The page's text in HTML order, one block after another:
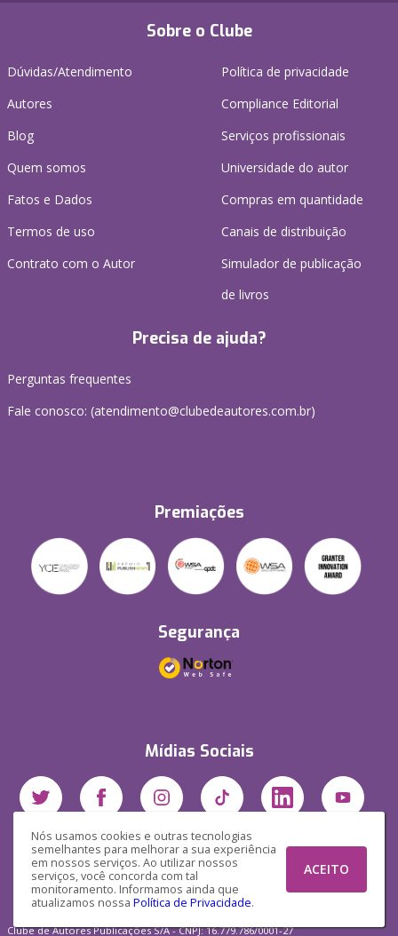
Nós usamos cookies e outras tecnologias
semelhantes para melhorar a sua experiência
em nossos serviços. Ao utilizar nossos
serviços, você concorda com tal
monitoramento. Informamos ainda que
atualizamos nossa Política de Privacidade.
ACEITO
Sobre o Clube
Dúvidas/Atendimento
Autores
Blog
Quem somos
Fatos e Dados
Termos de uso
Contrato com o Autor
Política de privacidade
Compliance Editorial
Serviços profissionais
Universidade do autor
Compras em quantidade
Canais de distribuição
Simulador de publicação
de livros
Precisa de ajuda?
Perguntas frequentes
Fale conosco: (atendimento@clubedeautores.com.br)
Premiações
Segurança
Mídias Sociais
Clube de Autores Publicações S/A - CNPJ: 16.779.786/0001-27